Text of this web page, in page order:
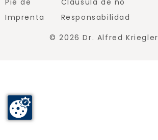
© 2026 Dr. Alfred Kriegler
Pie de
Imprenta
Cláusula de no
Responsabilidad